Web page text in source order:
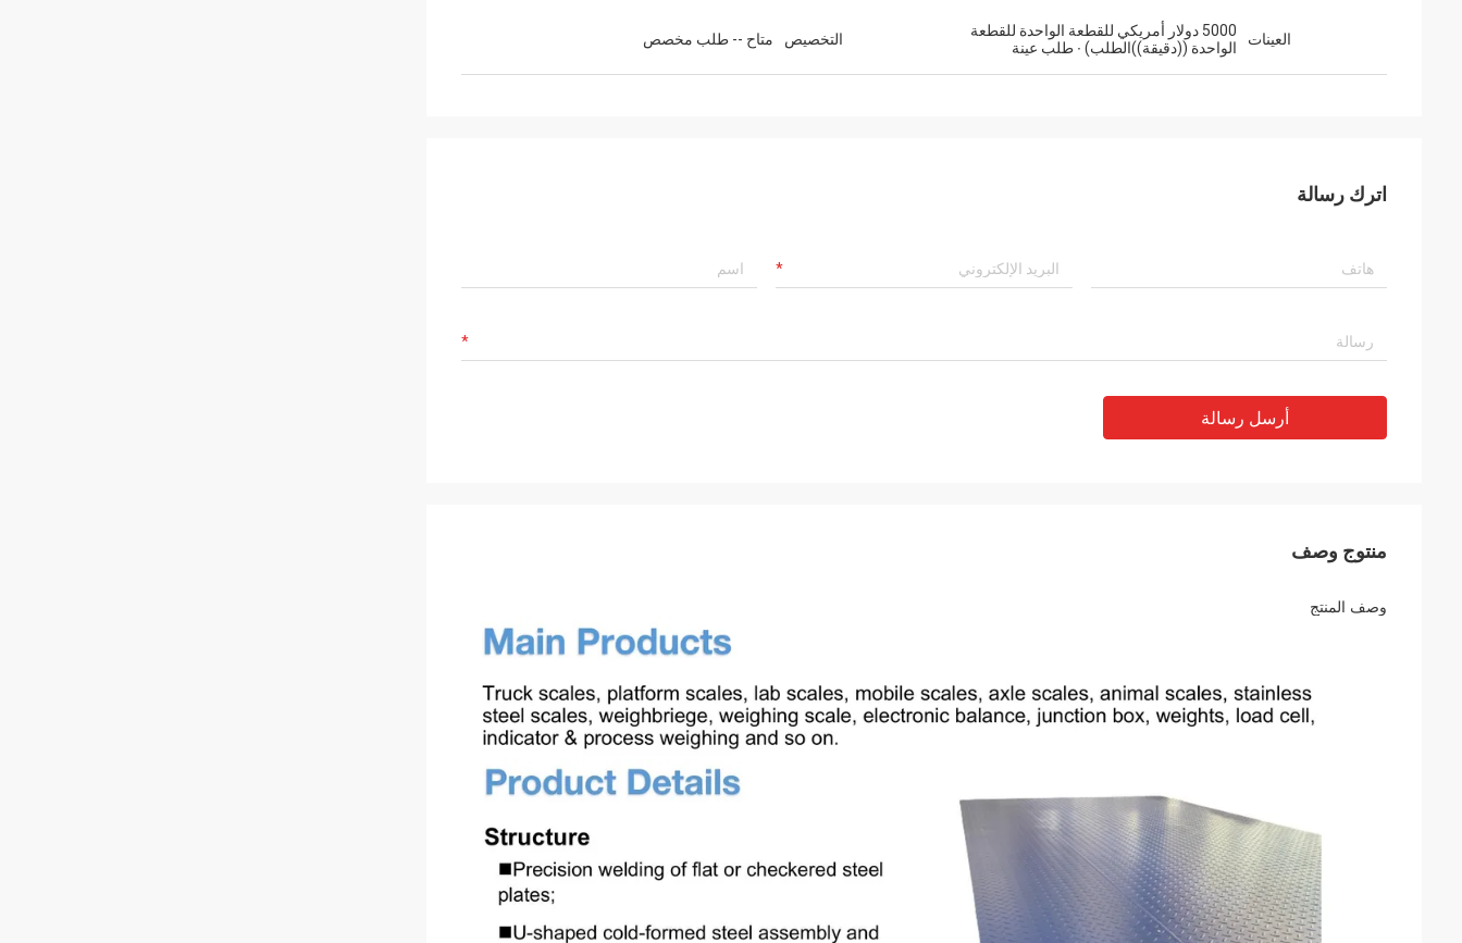
العينات
5000 دولار أمريكي للقطعة الواحدة للقطعة
الواحدة ((دقيقة))الطلب) ∙ طلب عينة
التخصيص متاح -- طلب مخصص
اترك رسالة
أرسل رسالة
منتوج وصف
وصف المنتج